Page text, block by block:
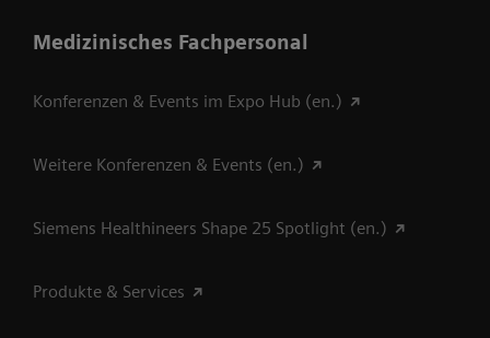
Medizinisches Fachpersonal
Konferenzen & Events im Expo Hub (en.)
Weitere Konferenzen & Events (en.)
Siemens Healthineers Shape 25 Spotlight (en.)
Produkte & Services